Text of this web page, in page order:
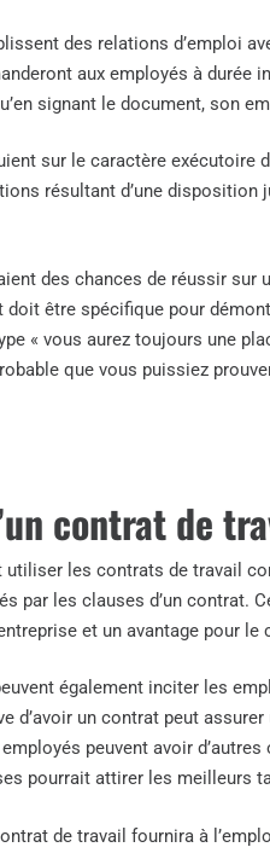
des relations d’emploi
aux employés à durée
signant le document, son
sur le caractère
résultant d’une disposition
des chances de réussir
être spécifique pour
« vous aurez toujours une
que vous puissiez
contrat de
utiliser les contrats de travail
par les clauses d’un contrat.
et un avantage pour le
également inciter les
d’avoir un contrat peut
peuvent avoir
pourrait attirer les meilleurs
de travail fournira à